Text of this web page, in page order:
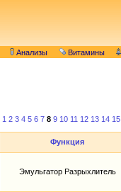
Анализы Витамины
1 2 3 4 5 6 7 8 9 10 11 12 13 14 15
Функция
Эмульгатор Разрыхлитель